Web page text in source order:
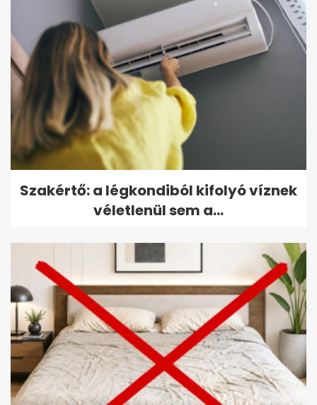
Szakértő: a légkondiból kifolyó víznek
véletlenül sem a...